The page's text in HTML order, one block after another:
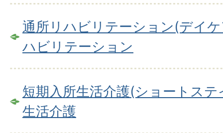
通所リハビリテーション(デイ
ハビリテーション
短期入所生活介護(ショートス
生活介護